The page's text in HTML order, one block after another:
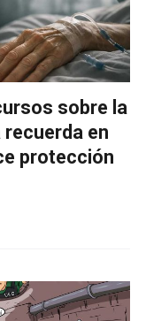
sobre la
en
protección